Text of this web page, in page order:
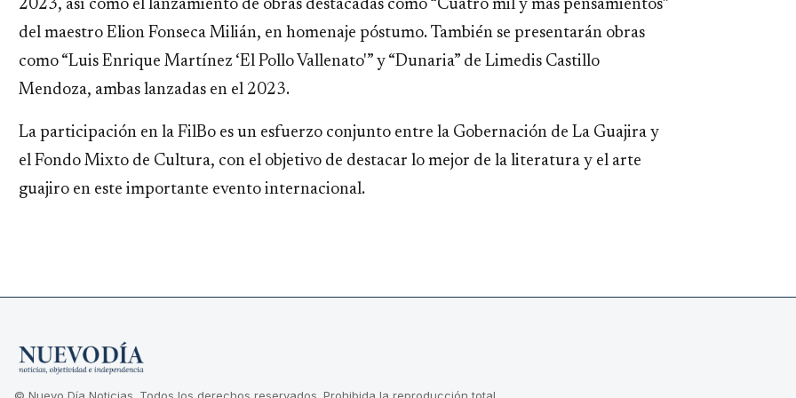
2023, así como el lanzamiento de obras destacadas como “Cuatro mil y más pensamientos”
del maestro Elion Fonseca Milián, en homenaje póstumo. También se presentarán obras
como “Luis Enrique Martínez ‘El Pollo Vallenato'” y “Dunaria” de Limedis Castillo
Mendoza, ambas lanzadas en el 2023.
La participación en la FilBo es un esfuerzo conjunto entre la Gobernación de La Guajira y
el Fondo Mixto de Cultura, con el objetivo de destacar lo mejor de la literatura y el arte
guajiro en este importante evento internacional.